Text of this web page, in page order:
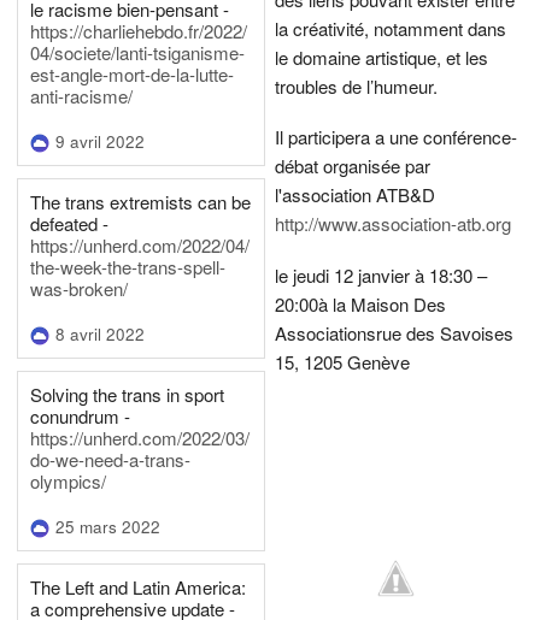
le racisme bien-pensant -
https://charliehebdo.fr/2022/
04/societe/lanti-tsiganisme-
est-angle-mort-de-la-lutte-
anti-racisme/
9 avril 2022
The trans extremists can be
defeated -
https://unherd.com/2022/04/
the-week-the-trans-spell-
was-broken/
8 avril 2022
Solving the trans in sport
conundrum -
https://unherd.com/2022/03/
do-we-need-a-trans-
olympics/
25 mars 2022
The Left and Latin America:
a comprehensive update -
la créativité, notamment dans
le domaine artistique, et les
troubles de l’humeur.
Il participera a une conférence-
débat organisée par
l'association ATB&D
http://www.association-atb.org
le jeudi 12 janvier à 18:30 –
20:00à la Maison Des
Associationsrue des Savoises
15, 1205 Genève